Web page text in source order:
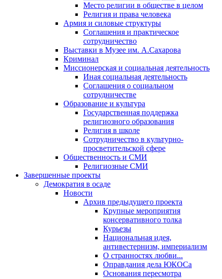
Место религии в обществе в целом
Религия и права человека
Армия и силовые структуры
Соглашения и практическое
сотрудничество
Выставки в Музее им. А.Сахарова
Криминал
Миссионерская и социальная деятельность
Иная социальная деятельность
Соглашения о социальном
сотрудничестве
Образование и культура
Государственная поддержка
религиозного образования
Религия в школе
Сотрудничество в культурно-
просветительской сфере
Общественность и СМИ
Религиозные СМИ
Завершенные проекты
Демократия в осаде
Новости
Архив предыдущего проекта
Крупные мероприятия
консервативного толка
Курьезы
Национальная идея,
антивестернизм, империализм
О странностях любви...
Оправдания дела ЮКОСа
Основания пересмотра